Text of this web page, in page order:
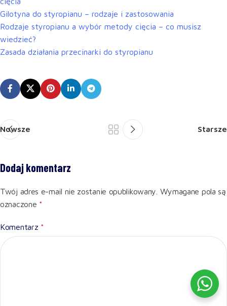
Gilotyna do styropianu – rodzaje i zastosowania
Rodzaje styropianu a wybór metody cięcia – co musisz
wiedzieć?
Zasada działania przecinarki do styropianu
Nowsze Starsze
Dodaj komentarz
Twój adres e-mail nie zostanie opublikowany. Wymagane pola są
oznaczone *
Komentarz *